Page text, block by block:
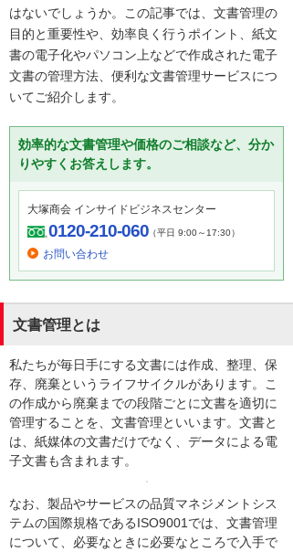
はないでしょうか。この記事では、文書管理の
目的と重要性や、効率良く行うポイント、紙文
書の電子化やパソコン上などで作成された電子
文書の管理方法、便利な文書管理サービスにつ
いてご紹介します。
効率的な文書管理や価格のご相談など、分か
りやすくお答えします。
大塚商会 インサイドビジネスセンター
0120-210-060（平日 9:00～17:30）
お問い合わせ
文書管理とは
私たちが毎日手にする文書には作成、整理、保
存、廃棄というライフサイクルがあります。こ
の作成から廃棄までの段階ごとに文書を適切に
管理することを、文書管理といいます。文書と
は、紙媒体の文書だけでなく、データによる電
子文書も含まれます。
なお、製品やサービスの品質マネジメントシス
テムの国際規格であるISO9001では、文書管理
について、必要なときに必要なところで入手で